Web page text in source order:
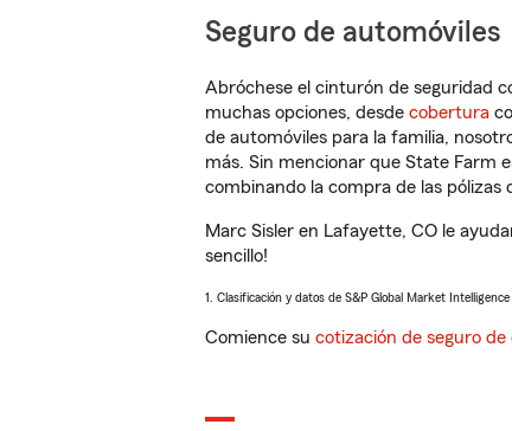
Seguro de automóviles
Abróchese el cinturón de seguridad
muchas opciones, desde cobertura
de automóviles para la familia,
más. Sin mencionar que State Farm
combinando la compra de las pólizas
Marc Sisler en Lafayette, CO le
sencillo!
1. Clasificación y datos de S&P Global Market
Comience su cotización de seguro de